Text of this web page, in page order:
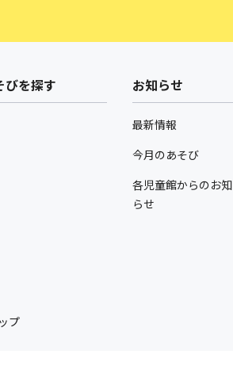
びを探す お知らせ
最新情報
今月のあそび
各児童館からのお知
らせ
プ